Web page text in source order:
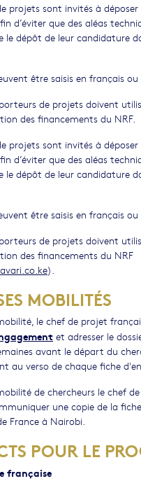
projets sont invités à
d’éviter que des aléas
dépôt de leur candidature
être saisis en français
de projets doivent
des financements du NRF.
projets sont invités à
d’éviter que des aléas
dépôt de leur candidature
être saisis en français
de projets doivent
des financements du NRF
).
MOBILITÉS
le chef de projet
et adresser le
avant le départ du
au verso de chaque fiche
de chercheurs le chef
une copie de la
France à Nairobi.
POUR LE
française